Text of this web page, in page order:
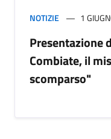
NOTIZIE 1
Presentazione
Combiate, il
scomparso"